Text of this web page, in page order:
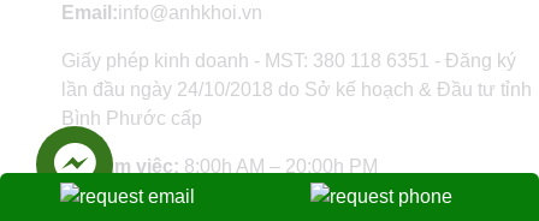
Email:info@anhkhoi.vn
Giấy phép kinh doanh - MST: 380 118 6351 - Đăng ký
lần đầu ngày 24/10/2018 do Sở kế hoạch & Đầu tư tỉnh
Bình Phước cấp
Giờ làm việc: 8:00h AM – 20:00h PM